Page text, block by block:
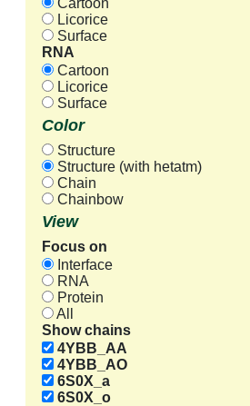
Licorice
Surface
RNA
Cartoon
Licorice
Surface
Color
Structure
Structure (with hetatm)
Chain
Chainbow
View
Focus on
Interface
RNA
Protein
All
Show chains
4YBB_AA
4YBB_AO
6S0X_a
6S0X_o